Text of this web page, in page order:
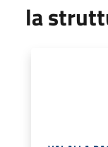
la